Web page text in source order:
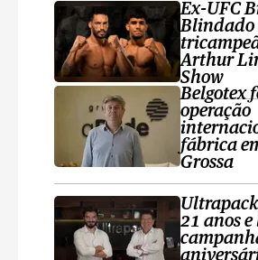
Ex-UFC
Blindado
Arthur
Show
Belgotex
operação
fábrica
Grossa
21 anos